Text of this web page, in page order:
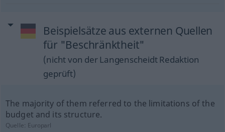
Beispielsätze aus externen Quellen
für "Beschränktheit"
(nicht von der Langenscheidt Redaktion
geprüft)
The majority of them referred to the limitations of the
budget and its structure.
Quelle: Europarl